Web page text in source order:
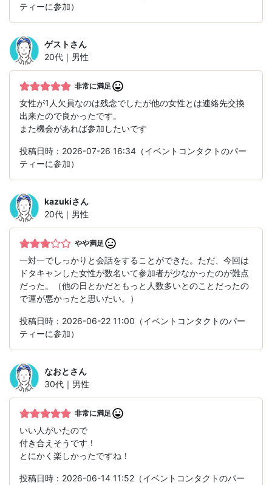
ティーに参加）
ゲストさん
20代｜男性
非常に満足
女性が1人欠員なのは残念でしたが他の女性とは連絡先交換
出来たので良かったです。
また機会があれば参加したいです
投稿日時：2026-07-26 16:34（イベントコンタクトのパー
ティーに参加）
kazukiさん
20代｜男性
やや満足
一対一でしっかりと会話をすることができた。ただ、今回は
ドタキャンした女性が数名いて参加者が少なかったのが難点
だった。（他の日とかだともっと人数多いとのことだったの
で運が悪かったと思いたい。）
投稿日時：2026-06-22 11:00（イベントコンタクトのパー
ティーに参加）
なおとさん
30代｜男性
非常に満足
いい人がいたので
付き合えそうです！
とにかく楽しかったですね！
投稿日時：2026-06-14 11:52（イベントコンタクトのパー